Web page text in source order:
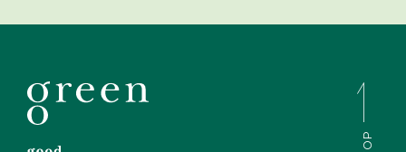
TOP